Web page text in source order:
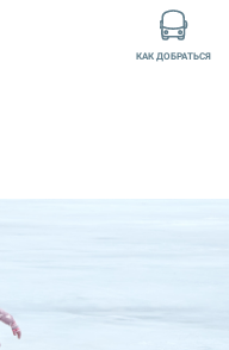
КАК ДОБРАТЬСЯ